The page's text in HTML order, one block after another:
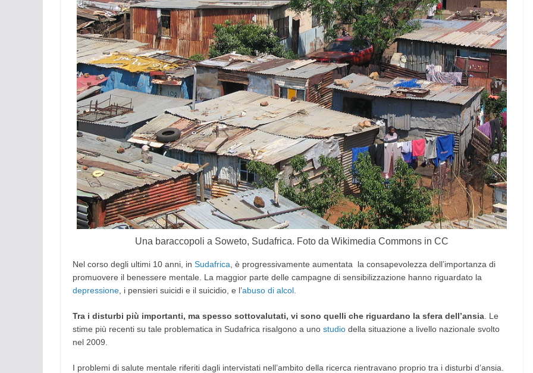
Una baraccopoli a Soweto, Sudafrica. Foto da Wikimedia Commons in CC
Nel corso degli ultimi 10 anni, in Sudafrica , è progressivamente aumentata la consapevolezza dell’importanza di
promuovere il benessere mentale. La maggior parte delle campagne di sensibilizzazione hanno riguardato la
depressione , i pensieri suicidi e il suicidio, e l’abuso di alcol
Tra i disturbi più importanti, ma spesso sottovalutati, vi sono quelli che riguardano la sfera dell’ansia . Le
stime più recenti su tale problematica in Sudafrica risalgono a uno studio della situazione a livello nazionale svolto
nel 2009.
I problemi di salute mentale riferiti dagli intervistati nell’ambito della ricerca rientravano proprio tra i disturbi d’ansia.